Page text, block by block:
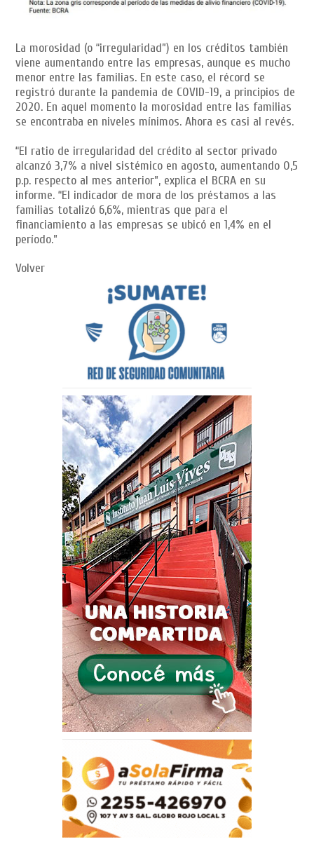
La morosidad (o “irregularidad”) en los créditos también
viene aumentando entre las empresas, aunque es mucho
menor entre las familias. En este caso, el récord se
registró durante la pandemia de COVID-19, a principios de
2020. En aquel momento la morosidad entre las familias
se encontraba en niveles mínimos. Ahora es casi al revés.
“El ratio de irregularidad del crédito al sector privado
alcanzó 3,7% a nivel sistémico en agosto, aumentando 0,5
p.p. respecto al mes anterior”, explica el BCRA en su
informe. “El indicador de mora de los préstamos a las
familias totalizó 6,6%, mientras que para el
financiamiento a las empresas se ubicó en 1,4% en el
período.”
Volver